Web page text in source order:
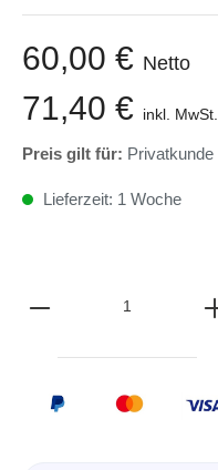
60,00 € Netto
71,40 € inkl. MwSt.
Preis gilt für: Privatkunde
Lieferzeit: 1 Woche